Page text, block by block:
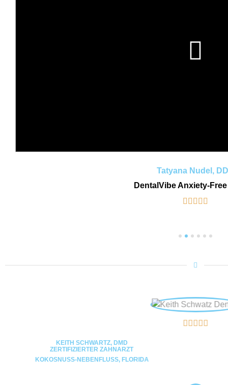
Tatyana Nudel,
DentalVibe Anxiety-
    
    
KEITH SCHWARTZ, DMD
ZERTIFIZIERTER ZAHNARZT
KOKOSNUSS-NEBENFLUSS, FLORIDA